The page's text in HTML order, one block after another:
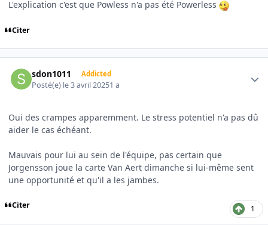
L'explication c'est que Powless n'a pas été Powerless
Citer
sdon1011 Addicted
Posté(e) le 3 avril 20251 a
Oui des crampes apparemment. Le stress potentiel n'a pas dû
aider le cas échéant.
Mauvais pour lui au sein de l'équipe, pas certain que
Jorgensson joue la carte Van Aert dimanche si lui-même sent
une opportunité et qu'il a les jambes.
Citer 1